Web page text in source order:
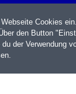
Cookies
den Button
der Verwendung
.